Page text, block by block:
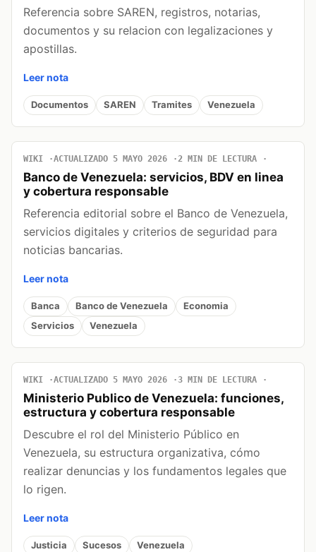
Referencia sobre SAREN, registros, notarias,
documentos y su relacion con legalizaciones y
apostillas.
Leer nota
Documentos SAREN Tramites Venezuela
WIKI ACTUALIZADO 5 MAYO 2026 2 MIN DE LECTURA
Banco de Venezuela: servicios, BDV en linea
y cobertura responsable
Referencia editorial sobre el Banco de Venezuela,
servicios digitales y criterios de seguridad para
noticias bancarias.
Leer nota
Banca Banco de Venezuela
Economia
Servicios
Venezuela
WIKI ACTUALIZADO 5 MAYO 2026 3 MIN DE LECTURA
Ministerio Publico de Venezuela: funciones,
estructura y cobertura responsable
Descubre el rol del Ministerio Público en
Venezuela, su estructura organizativa, cómo
realizar denuncias y los fundamentos legales que
lo rigen.
Leer nota
Justicia Sucesos Venezuela